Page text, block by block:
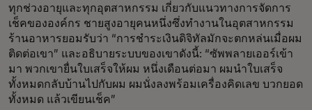
ทุกช่วงอายุและทุกอุตสาหกรรม เกี่ยวกับแนวทางการจัดการ
เช็คขององค์กร ชายสูงอายุคนหนึ่งซึ่งทำงานในอุตสาหกรรม
ร้านอาหารยอมรับว่า “การชำระเงินดิจิทัลมักจะตกหล่นเมื่อผม
ติดต่อเขา” และอธิบายระบบของเขาดังนี้: “ซัพพลายเออร์เข้า
มา พวกเขายื่นใบเสร็จให้ผม หนึ่งเดือนต่อมา ผมนำใบเสร็จ
ทั้งหมดกลับบ้านไปกับผม ผมนั่งลงพร้อมเครื่องคิดเลข บวกยอด
ทั้งหมด แล้วเขียนเช็ค”